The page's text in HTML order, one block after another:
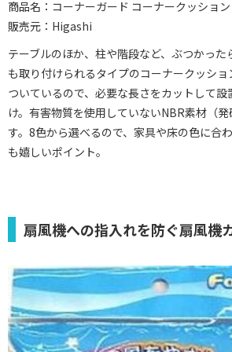
商品名：コーナーガード コーナークッショ
販売元：Higashi
テーブルのほか、柱や階段など、ぶつかった
も取り付けられるタイプのコーナークッシ
ついているので、必要な長さをカットして
け。有害物質を使用していないNBR素材（
す。8色から選べるので、家具や床の色に合
も嬉しいポイント。
扇風機への指入れを防ぐ扇風機